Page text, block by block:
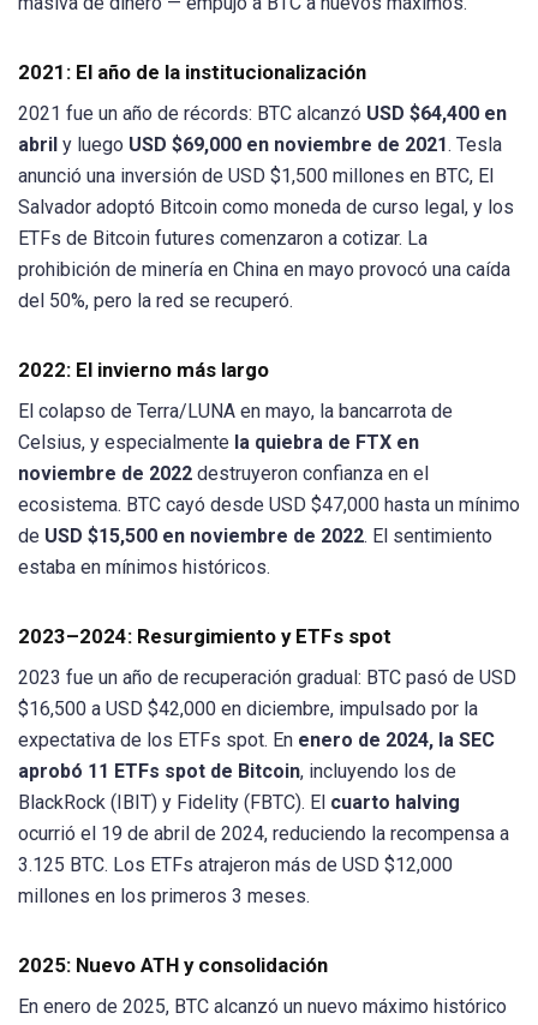
2021: El año de la institucionalización
2021 fue un año de récords: BTC alcanzó USD $64,400 en
abril y luego USD $69,000 en noviembre de 2021. Tesla
anunció una inversión de USD $1,500 millones en BTC, El
Salvador adoptó Bitcoin como moneda de curso legal, y los
ETFs de Bitcoin futures comenzaron a cotizar. La
prohibición de minería en China en mayo provocó una caída
del 50%, pero la red se recuperó.
2022: El invierno más largo
El colapso de Terra/LUNA en mayo, la bancarrota de
Celsius, y especialmente la quiebra de FTX en
noviembre de 2022 destruyeron confianza en el
ecosistema. BTC cayó desde USD $47,000 hasta un mínimo
de USD $15,500 en noviembre de 2022. El sentimiento
estaba en mínimos históricos.
2023–2024: Resurgimiento y ETFs spot
2023 fue un año de recuperación gradual: BTC pasó de USD
$16,500 a USD $42,000 en diciembre, impulsado por la
expectativa de los ETFs spot. En enero de 2024, la SEC
aprobó 11 ETFs spot de Bitcoin, incluyendo los de
BlackRock (IBIT) y Fidelity (FBTC). El cuarto halving
ocurrió el 19 de abril de 2024, reduciendo la recompensa a
3.125 BTC. Los ETFs atrajeron más de USD $12,000
millones en los primeros 3 meses.
2025: Nuevo ATH y consolidación
En enero de 2025, BTC alcanzó un nuevo máximo histórico